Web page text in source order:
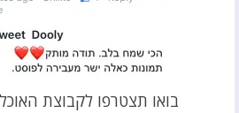
בואו תצטרפו לקבוצת